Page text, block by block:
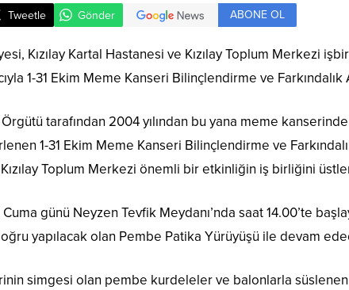
Tweetle Gönder ABONE OL
Kızılay Kartal Hastanesi ve Kızılay Toplum Merkezi
1-31 Ekim Meme Kanseri Bilinçlendirme ve
Örgütü tarafından 2004 yılından bu yana meme
1-31 Ekim Meme Kanseri Bilinçlendirme ve
Toplum Merkezi önemli bir etkinliğin iş birliğini
günü Neyzen Tevfik Meydanı’nda saat 14.00’te
yapılacak olan Pembe Patika Yürüyüşü ile devam
simgesi olan pembe kurdeleler ve balonlarla